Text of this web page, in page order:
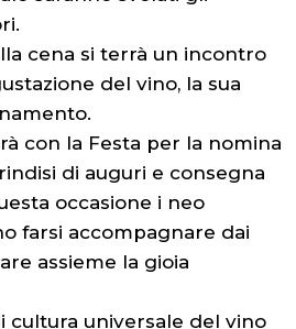
cena si terrà un incontro
del vino, la sua
con la Festa per la nomina
di auguri e consegna
occasione i neo
farsi accompagnare dai
assieme la gioia
cultura universale del vino